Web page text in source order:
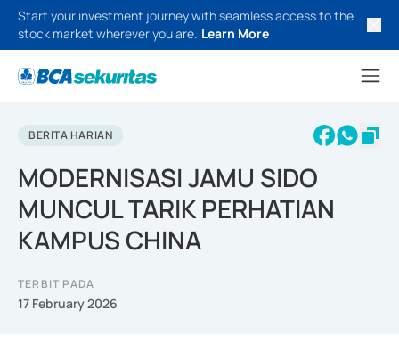
Start your investment journey with seamless access to the
stock market wherever you are. Learn More
BERITA HARIAN
MODERNISASI JAMU SIDO
MUNCUL TARIK PERHATIAN
KAMPUS CHINA
TERBIT PADA
17 February 2026